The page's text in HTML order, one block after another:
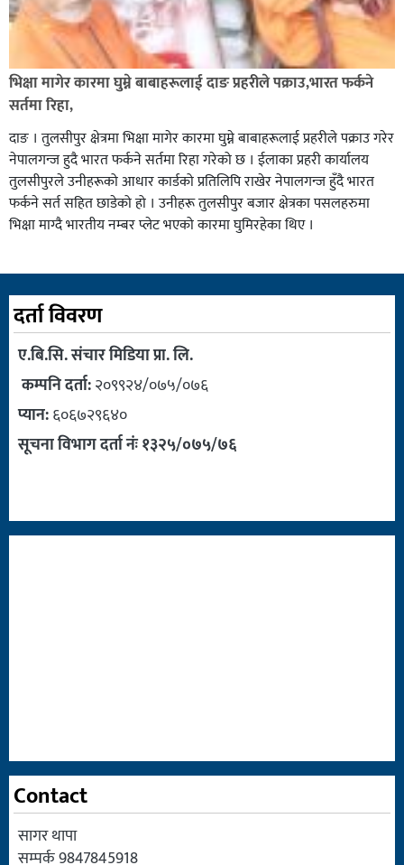
भिक्षा मागेर कारमा घुम्ने बाबाहरूलाई दाङ प्रहरीले पक्राउ,भारत फर्कने
सर्तमा रिहा,
दाङ । तुलसीपुर क्षेत्रमा भिक्षा मागेर कारमा घुम्ने बाबाहरूलाई प्रहरीले पक्राउ गरेर
नेपालगन्ज हुदै भारत फर्कने सर्तमा रिहा गरेको छ । ईलाका प्रहरी कार्यालय
तुलसीपुरले उनीहरूको आधार कार्डको प्रतिलिपि राखेर नेपालगन्ज हुँदै भारत
फर्कने सर्त सहित छाडेको हो । उनीहरू तुलसीपुर बजार क्षेत्रका पसलहरुमा
भिक्षा माग्दै भारतीय नम्बर प्लेट भएको कारमा घुमिरहेका थिए ।
दर्ता विवरण
ए.बि.सि. संचार मिडिया प्रा. लि.
कम्पनि दर्ता:२०९९२४/०७५/०७६
प्यान:६०६७२९६४०
सूचना विभाग दर्ता नंः १३२५/०७५/७६
Contact
सागर थापा
सम्पर्क 9847845918